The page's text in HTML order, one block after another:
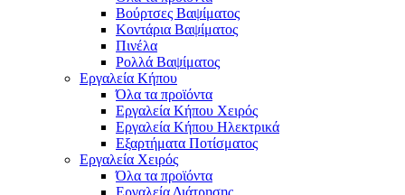
Βούρτσες Βαψίματος
Κοντάρια Βαψίματος
Πινέλα
Ρολλά Βαψίματος
Εργαλεία Κήπου
Όλα τα προϊόντα
Εργαλεία Κήπου Χειρός
Εργαλεία Κήπου Ηλεκτρικά
Εξαρτήματα Ποτίσματος
Εργαλεία Χειρός
Όλα τα προϊόντα
Εργαλεία Διάτρησης